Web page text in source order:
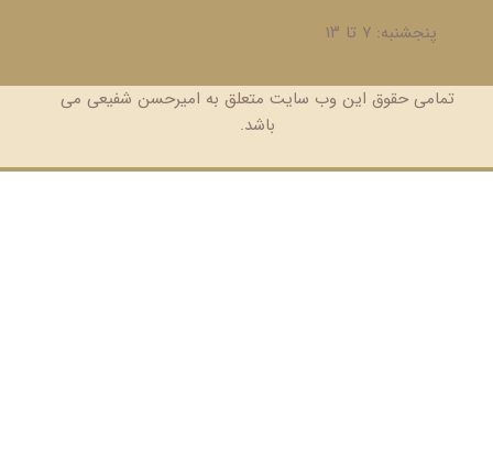
پنجشنبه: ۷ تا ۱۳
تمامی حقوق این وب سایت متعلق به امیرحسن شفیعی می
باشد.